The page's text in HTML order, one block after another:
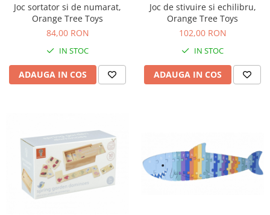
Joc sortator si de numarat,
Orange Tree Toys
84,00 RON
IN STOC
ADAUGA IN COS
Joc de stivuire si echilibru,
Orange Tree Toys
102,00 RON
IN STOC
ADAUGA IN COS